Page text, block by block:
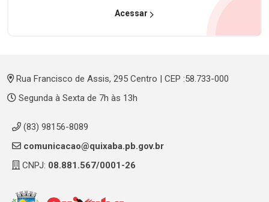
Acessar
Rua Francisco de Assis, 295 Centro | CEP :58.733-000
Segunda à Sexta de 7h às 13h
(83) 98156-8089
comunicacao@quixaba.pb.gov.br
CNPJ: 08.881.567/0001-26